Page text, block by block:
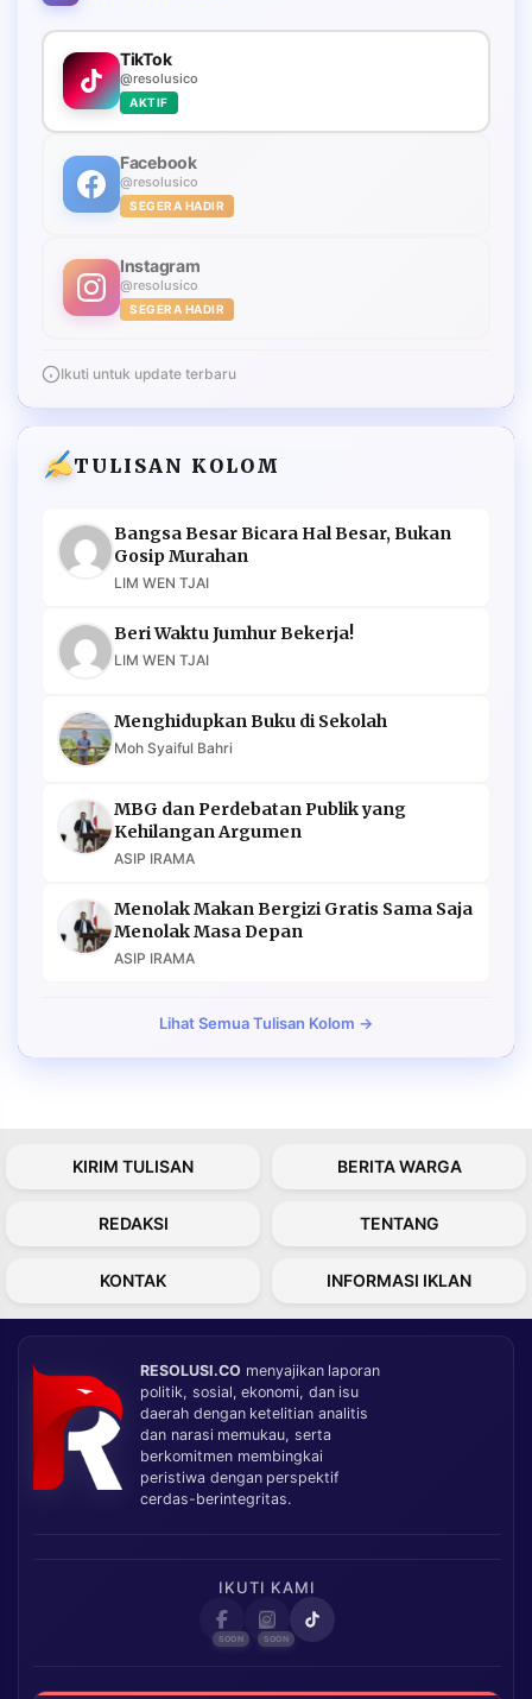
TikTok
@resolusico
AKTIF
Facebook
@resolusico
SEGERA HADIR
Instagram
@resolusico
SEGERA HADIR
Ikuti untuk update terbaru
TULISAN KOLOM
Bangsa Besar Bicara Hal Besar, Bukan
Gosip Murahan
LIM WEN TJAI
Beri Waktu Jumhur Bekerja!
LIM WEN TJAI
Menghidupkan Buku di Sekolah
Moh Syaiful Bahri
MBG dan Perdebatan Publik yang
Kehilangan Argumen
ASIP IRAMA
Menolak Makan Bergizi Gratis Sama Saja
Menolak Masa Depan
ASIP IRAMA
Lihat Semua Tulisan Kolom →
KIRIM TULISAN BERITA WARGA
REDAKSI TENTANG
KONTAK INFORMASI IKLAN
RESOLUSI.CO menyajikan laporan
politik, sosial, ekonomi, dan isu
daerah dengan ketelitian analitis
dan narasi memukau, serta
berkomitmen membingkai
peristiwa dengan perspektif
cerdas-berintegritas.
IKUTI KAMI